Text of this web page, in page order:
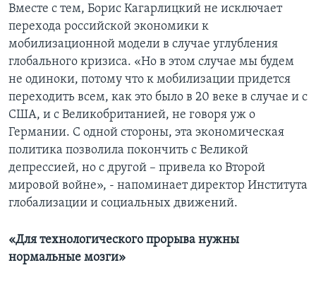
Вместе с тем, Борис Кагарлицкий не исключает
перехода российской экономики к
мобилизационной модели в случае углубления
глобального кризиса. «Но в этом случае мы будем
не одиноки, потому что к мобилизации придется
переходить всем, как это было в 20 веке в случае и с
США, и с Великобританией, не говоря уж о
Германии. С одной стороны, эта экономическая
политика позволила покончить с Великой
депрессией, но с другой – привела ко Второй
мировой войне», - напоминает директор Института
глобализации и социальных движений.
«Для технологического прорыва нужны
нормальные мозги»